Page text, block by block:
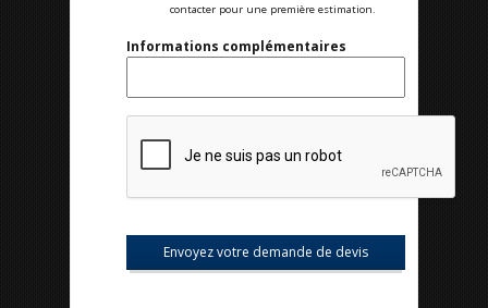
contacter pour une première estimation.
Informations complémentaires